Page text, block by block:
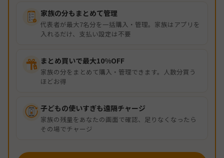
家族の分もまとめて管理
代表者が最大7名分を一括購入・管理。家族はアプリを
入れるだけ、支払い設定は不要
まとめ買いで最大10%OFF
家族の分をまとめて購入・管理できます。人数分買う
ほどお得
子どもの使いすぎも遠隔チャージ
家族の残量をあなたの画面で確認、足りなくなったら
その場でチャージ